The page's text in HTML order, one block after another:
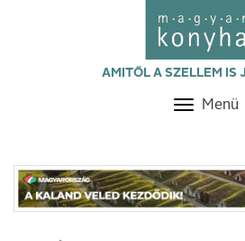
AMITŐL A SZELLEM IS
Toggle
Menü